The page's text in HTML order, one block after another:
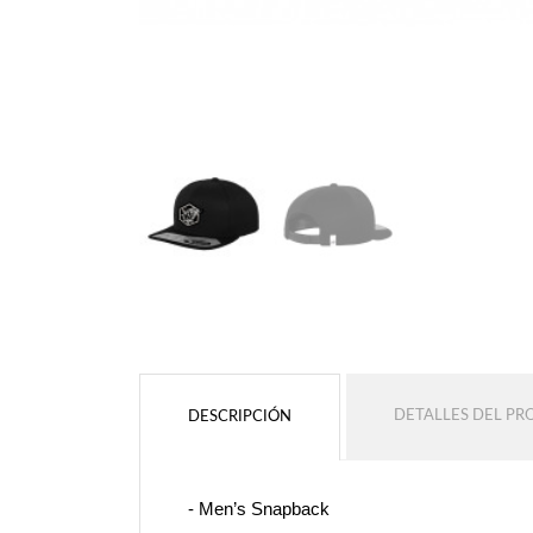
DESCRIPCIÓN DETALLES DEL
- Men’s Snapback